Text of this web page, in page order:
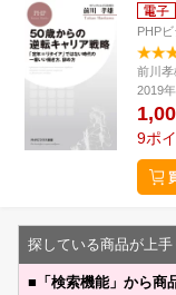
PHP
前川孝
2019
9ポ
探している商品が上
■ 「検索機能」から商